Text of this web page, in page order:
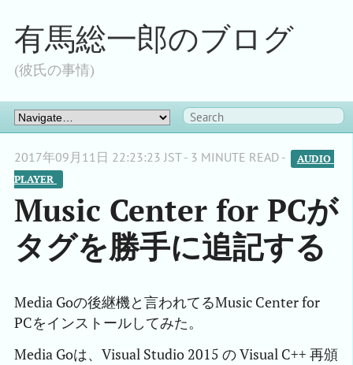
有馬総一郎のブログ
(彼氏の事情)
2017年09月11日 22:23:23 JST - 3 MINUTE READ -
AUDIO
PLAYER
Music Center for PCが
タグを勝手に追記する
Media Goの後継機と言われてるMusic Center for
PCをインストールしてみた。
Media Goは、Visual Studio 2015 の Visual C++ 再頒